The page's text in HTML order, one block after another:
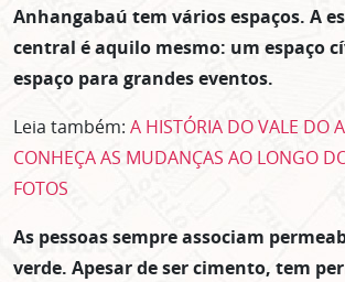
Anhangabaú tem vários espaços. A
central é aquilo mesmo: um espaço
espaço para grandes eventos.
Leia também: A HISTÓRIA DO VALE DO
CONHEÇA AS MUDANÇAS AO LONGO
FOTOS
As pessoas sempre associam
verde. Apesar de ser cimento, tem